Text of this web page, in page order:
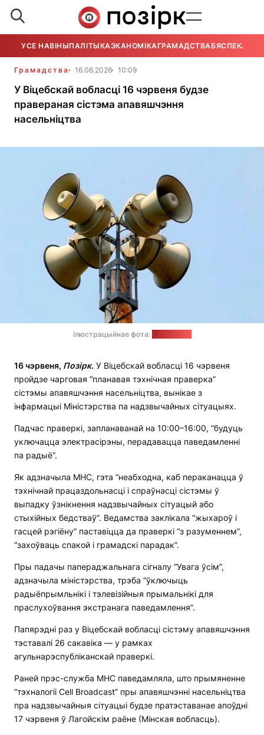
УСЕ НАВІНЫПАЛІТЫКАЭКАНОМІКАГРАМАДСТВАБЯСПЕКА
Грамадства 16.06.2026 10:09
У Віцебскай вобласці 16 чэрвеня будзе
правераная сістэма апавяшчэння
насельніцтва
Ілюстрацыйнае фота:
16 чэрвеня, Позірк. У Віцебскай вобласці 16 чэрвеня
пройдзе чарговая “планавая тэхнічная праверка”
сістэмы апавяшчэння насельніцтва, вынікае з
інфармацыі Міністэрства па надзвычайных сітуацыях.
Падчас праверкі, запланаванай на 10:00–16:00, “будуць
уключацца электрасірэны, перадавацца паведамленні
па радыё”.
Як адзначыла МНС, гэта “неабходна, каб пераканацца ў
тэхнічнай працаздольнасці і спраўнасці сістэмы ў
выпадку ўзнікнення надзвычайных сітуацый або
стыхійных бедстваў”. Ведамства заклікала “жыхароў і
гасцей рэгіёну” паставіцца да праверкі “з разуменнем”,
“захоўваць спакой і грамадскі парадак”.
Пры падачы папераджальнага сігналу “Увага ўсім”,
адзначыла міністэрства, трэба “ўключыць
радыёпрымльнікі і тэлевізійныя прымальнікі для
праслухоўвання экстранага паведамлення”.
Папярэдні раз у Віцебскай вобласці сістэму апавяшчэння
тэставалі 26 сакавіка — у рамках
агульнарэспубліканскай праверкі.
Раней прэс-служба МНС паведамляла, што прымяненне
“тэхналогіі Cell Broadcast” пры апавяшчэнні насельніцтва
пра надзвычайныя сітуацыі будзе пратэставанае апоўдні
17 чэрвеня ў Лагойскім раёне (Мінская вобласць).